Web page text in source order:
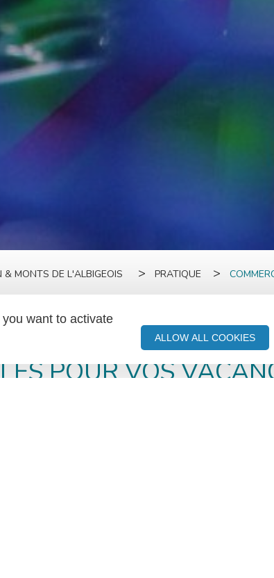
& MONTS DE L'ALBIGEOIS PRATIQUE
ET
POUR VOS
want to activate
ALLOW ALL COOKIES